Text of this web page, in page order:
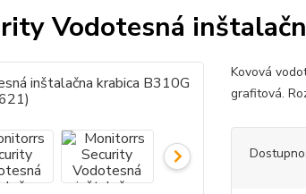
Vodotesná
Kovová
grafitová.